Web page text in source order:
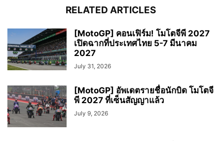
RELATED ARTICLES
[MotoGP] คอนเฟิร์ม! โมโตจีพี 2027
เปิดฉากที่ประเทศไทย 5-7 มีนาคม
2027
July 31, 2026
[MotoGP] อัพเดตรายชื่อนักบิด โมโตจี
พี 2027 ที่เซ็นสัญญาแล้ว
July 9, 2026